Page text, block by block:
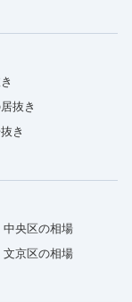
抜き
き
中央区の相場
文京区の相場